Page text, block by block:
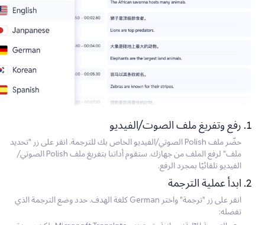
رفع وتفريغ ملف الصوت/الفيديو
حضّر ملف Polish الصوتي/الفيديو الخاص بك للترجمة. انقر على زر "تحديد
ملف" لرفع الملف من جهازك. ستقوم أداتنا بتفريغ ملف Polish الصوتي/
الفيديو تلقائيًا بمجرد الرفع.
ابدأ عملية الترجمة
انقر على زر "ترجمة" واختر German كلغة الهدف. حدد وضع الترجمة الذي
تفضله: